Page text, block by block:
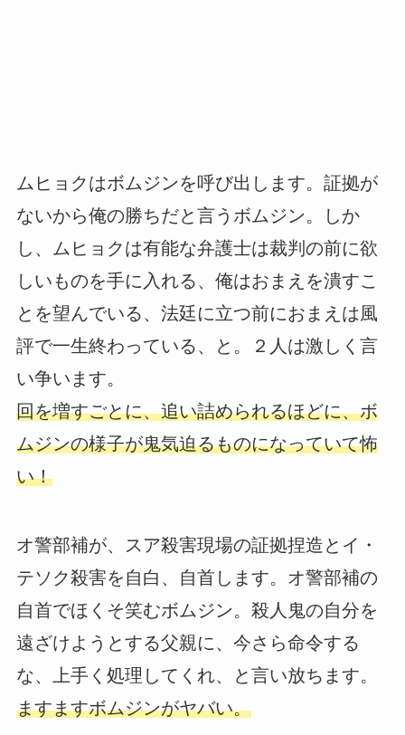
ムヒョクはボムジンを呼び出します。証拠が
ないから俺の勝ちだと言うボムジン。しか
し、ムヒョクは有能な弁護士は裁判の前に欲
しいものを手に入れる、俺はおまえを潰すこ
とを望んでいる、法廷に立つ前におまえは風
評で一生終わっている、と。２人は激しく言
い争います。
回を増すごとに、追い詰められるほどに、ボ
ムジンの様子が鬼気迫るものになっていて怖
い！
オ警部補が、スア殺害現場の証拠捏造とイ・
テソク殺害を自白、自首します。オ警部補の
自首でほくそ笑むボムジン。殺人鬼の自分を
遠ざけようとする父親に、今さら命令する
な、上手く処理してくれ、と言い放ちます。
ますますボムジンがヤバい。